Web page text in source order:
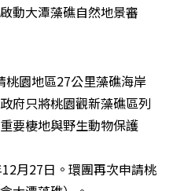
動大潭藻礁自然地景審
園地區27公里藻礁海岸
府只將桃園觀新藻礁區列
要棲地與野生動物保護
月27日。環團再次申請桃